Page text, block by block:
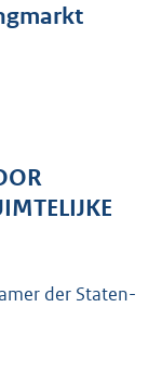
der Staten-